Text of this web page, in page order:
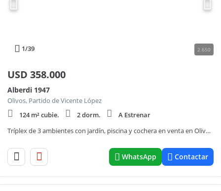
1/39 2.650
USD 358.000
Alberdi 1947
Olivos, Partido de Vicente López
124 m² cubie.
2 dorm.
A Estrenar
Tríplex de 3 ambientes con jardín, piscina y cochera en venta en Olivos, Vicente López.
WhatsApp Contactar